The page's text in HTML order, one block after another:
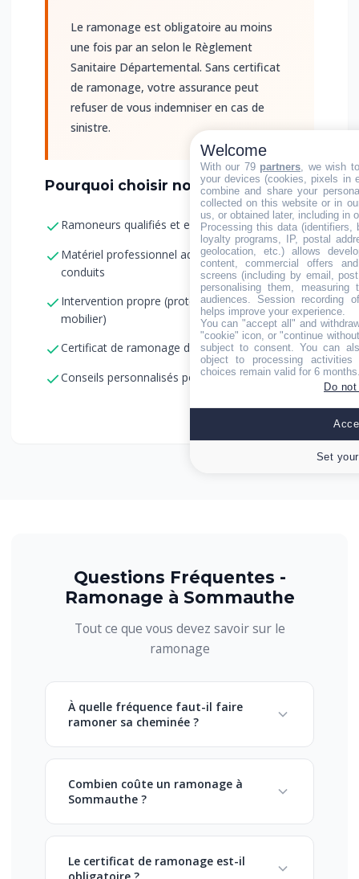
Le ramonage est obligatoire au moins
une fois par an selon le Règlement
Sanitaire Départemental. Sans certificat
de ramonage, votre assurance peut
refuser de vous indemniser en cas de
sinistre.
Pourquoi choisir notre entreprise ?
Ramoneurs qualifiés et expérimentés
Matériel professionnel adapté à tous les
conduits
Intervention propre (protection des sols et
mobilier)
Certificat de ramonage délivré immédiatement
Conseils personnalisés pour l'entretien
Questions Fréquentes -
Ramonage à Sommauthe
Tout ce que vous devez savoir sur le
ramonage
À quelle fréquence faut-il faire
ramoner sa cheminée ?
Combien coûte un ramonage à
Sommauthe ?
Le certificat de ramonage est-il
Welcome
With our 79 partners , we wish
your devices (cookies, pixels in
combine and share your
collected on this website or in
us, or obtained later, including in
Processing this data (identifiers,
loyalty programs, IP, postal
geolocation, etc.) allows
content, commercial offers
screens (including by email,
personalising them, measuring
audiences. Session recording
helps improve your experience.
You can "accept all" and
"cookie" icon, or "continue
subject to consent. You can
object to processing
choices remain valid for 6
Do
Set